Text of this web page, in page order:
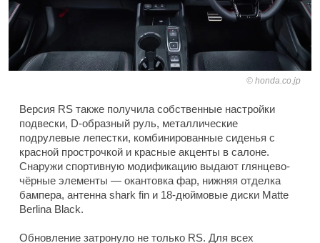
honda.co.jp
Версия RS также получила собственные настройки
подвески, D-образный руль, металлические
подрулевые лепестки, комбинированные сиденья с
красной прострочкой и красные акценты в салоне.
Снаружи спортивную модификацию выдают глянцево-
чёрные элементы — окантовка фар, нижняя отделка
бампера, антенна shark fin и 18-дюймовые диски Matte
Berlina Black.
Обновление затронуло не только RS. Для всех